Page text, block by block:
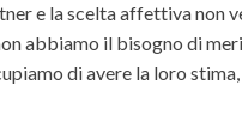
e la scelta affettiva non
abbiamo il bisogno di
di avere la loro